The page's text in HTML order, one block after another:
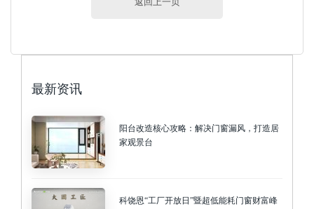
最新资讯
阳台改造核心攻略：解决门窗漏风，打造居
家观景台
科饶恩“工厂开放日”暨超低能耗门窗财富峰